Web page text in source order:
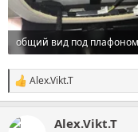
154,6 KB · Просмотры: 244
С
и
п
Alex.Vikt.T
Alex.Vikt.T